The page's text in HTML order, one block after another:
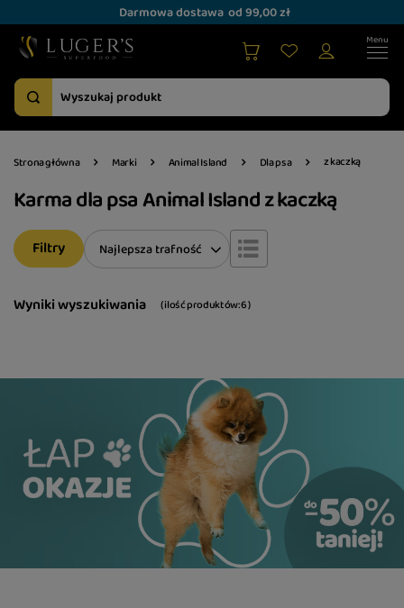
Darmowa dostawa od 99,00 zł
Strona główna Marki Animal Island Dla psa z kaczką
Karma dla psa Animal Island z kaczką
Wyniki wyszukiwania ( ilość produktów:6)
Zmień sortowanie
Najlepsza trafność
Filtry